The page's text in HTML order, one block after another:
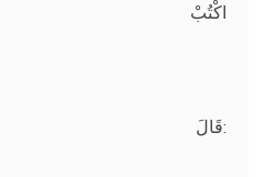
اكْتُبْ
قَالَ: